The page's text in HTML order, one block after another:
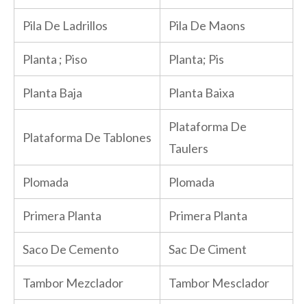
Pila De Ladrillos Pila De Maons
Planta ; Piso Planta; Pis
Planta Baja Planta Baixa
Plataforma De Tablones
Plataforma De
Taulers
Plomada Plomada
Primera Planta Primera Planta
Saco De Cemento Sac De Ciment
Tambor Mezclador Tambor Mesclador